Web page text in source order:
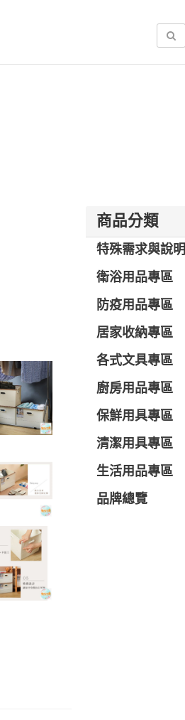
搜尋
商品分類
特殊需求與說明
衛浴用品專區
防疫用品專區
居家收納專區
各式文具專區
廚房用品專區
保鮮用具專區
清潔用具專區
生活用品專區
品牌總覽